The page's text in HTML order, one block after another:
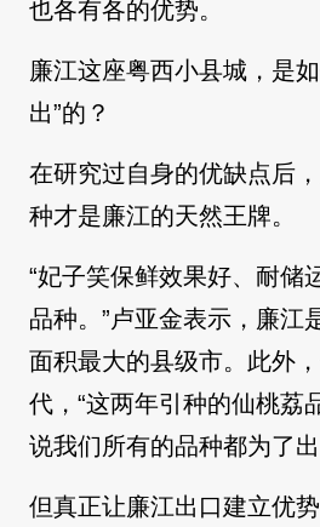
也各有各的优势。
廉江这座粤西小县城，是
出”的？
在研究过自身的优缺点后
种才是廉江的天然王牌。
“妃子笑保鲜效果好、耐储
品种。”卢亚金表示，廉江
面积最大的县级市。此外
代，“这两年引种的仙桃荔
说我们所有的品种都为了出
但真正让廉江出口建立优